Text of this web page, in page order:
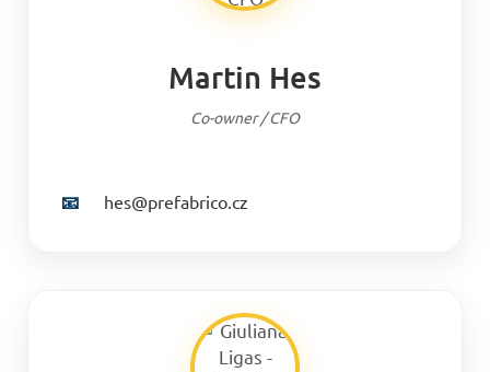
Martin Hes
Co-owner / CFO
📧 hes@prefabrico.cz